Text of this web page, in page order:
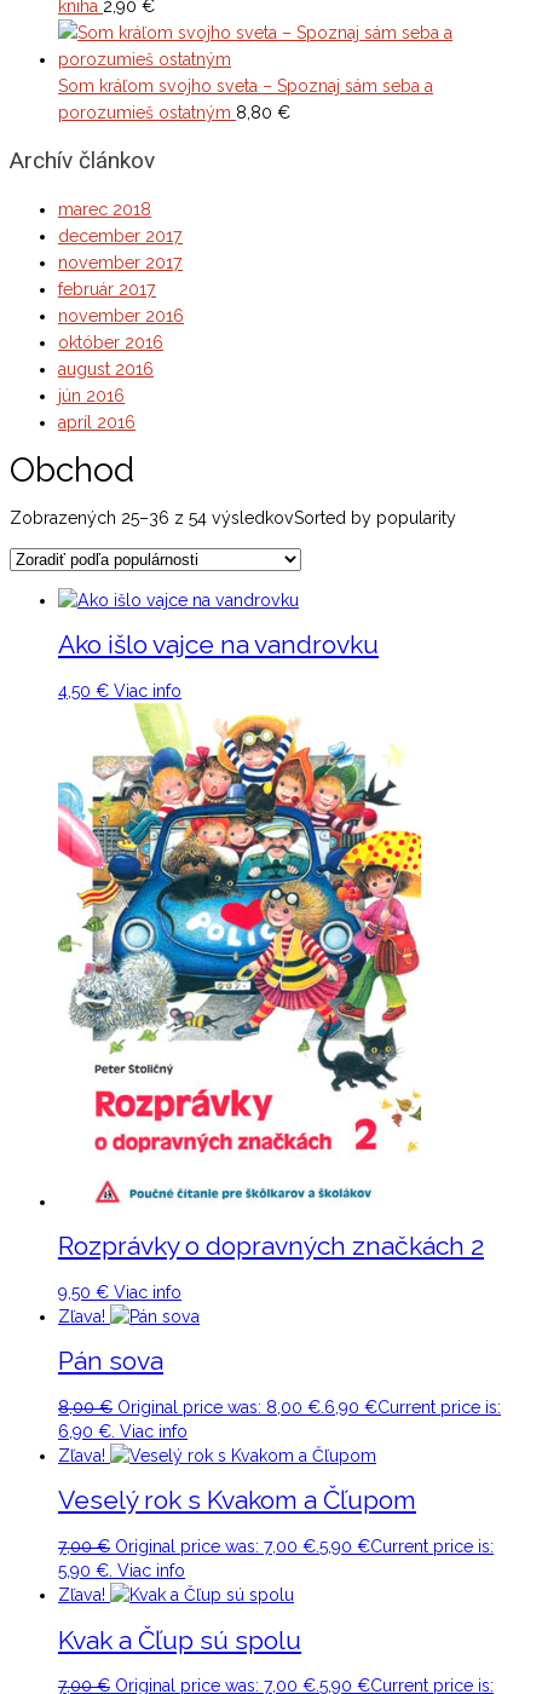
kniha 2,90 €
Som kráľom svojho sveta – Spoznaj sám seba a
porozumieš ostatným 8,80 €
Archív článkov
marec 2018
december 2017
november 2017
február 2017
november 2016
október 2016
august 2016
jún 2016
apríl 2016
Obchod
Zobrazených 25–36 z 54 výsledkovSorted by popularity
Ako išlo vajce na vandrovku
4,50 € Viac info
Rozprávky o dopravných značkách 2
9,50 € Viac info
Zľava!
Pán sova
8,00€ Original price was: 8,00 €. 6,90 €Current price is:
6,90 €. Viac info
Zľava!
Veselý rok s Kvakom a Čľupom
7,00€ Original price was: 7,00 €.5,90 €Current price is:
5,90 €. Viac info
Zľava!
Kvak a Čľup sú spolu
7,00€ Original price was: 7,00 €.5,90 €Current price is: